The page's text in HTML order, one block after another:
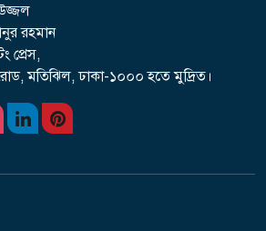
রহমান
প্রেস,
মতিঝিল, ঢাকা-১০০০ হতে মুদ্রিত।